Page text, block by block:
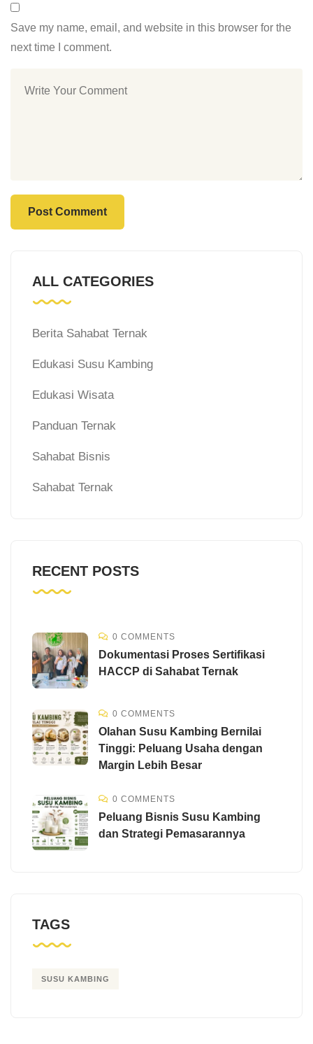
Save my name, email, and website in this browser for the
next time I comment.
ALL CATEGORIES
Berita Sahabat Ternak
Edukasi Susu Kambing
Edukasi Wisata
Panduan Ternak
Sahabat Bisnis
Sahabat Ternak
RECENT POSTS
0 COMMENTS
Dokumentasi Proses Sertifikasi
HACCP di Sahabat Ternak
0 COMMENTS
Olahan Susu Kambing Bernilai
Tinggi: Peluang Usaha dengan
Margin Lebih Besar
0 COMMENTS
Peluang Bisnis Susu Kambing
dan Strategi Pemasarannya
TAGS
SUSU KAMBING